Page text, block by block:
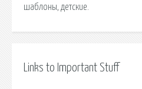
шаблоны, детские.
Links to Important Stuff